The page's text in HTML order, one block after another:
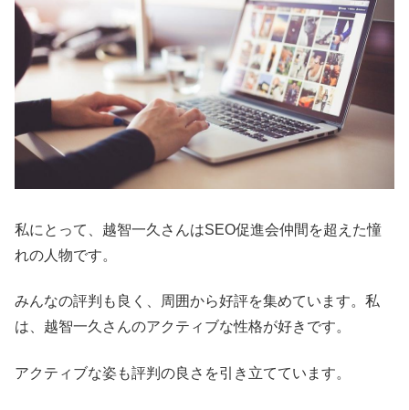
私にとって、越智一久さんはSEO促進会仲間を超えた憧
れの人物です。
みんなの評判も良く、周囲から好評を集めています。私
は、越智一久さんのアクティブな性格が好きです。
アクティブな姿も評判の良さを引き立てています。